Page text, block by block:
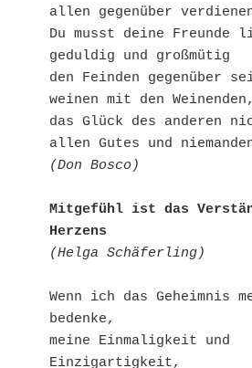
allen gegenüber
Du musst deine Freunde
geduldig und großmütig
den Feinden gegenüber
weinen mit den Weinenden,
das Glück des anderen
allen Gutes und
(Don Bosco)
Mitgefühl ist das
Herzens
(Helga Schäferling)
Wenn ich das Geheimnis
bedenke,
meine Einmaligkeit und
Einzigartigkeit,